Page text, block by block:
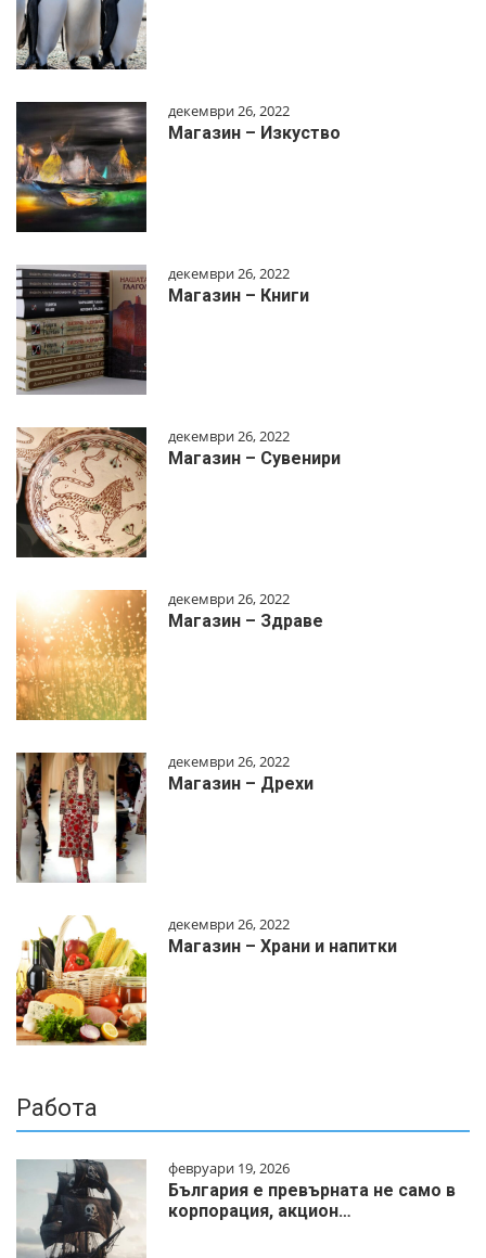
декември 26, 2022
Магазин – Изкуство
декември 26, 2022
Магазин – Книги
декември 26, 2022
Магазин – Сувенири
декември 26, 2022
Магазин – Здраве
декември 26, 2022
Магазин – Дрехи
декември 26, 2022
Магазин – Храни и напитки
Работа
февруари 19, 2026
България е превърната не само в
корпорация, акцион…